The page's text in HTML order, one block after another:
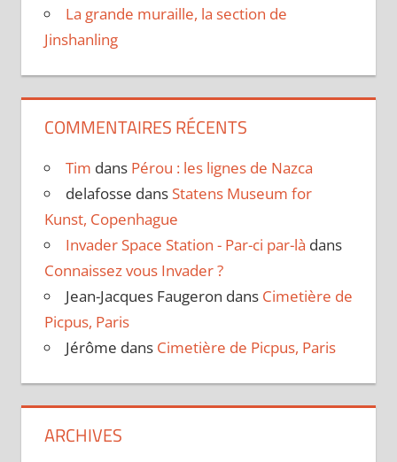
La grande muraille, la section de
Jinshanling
COMMENTAIRES RÉCENTS
Tim dans Pérou : les lignes de Nazca
delafosse dans Statens Museum for
Kunst, Copenhague
Invader Space Station - Par-ci par-là dans
Connaissez vous Invader ?
Jean-Jacques Faugeron dans Cimetière de
Picpus, Paris
Jérôme dans Cimetière de Picpus, Paris
ARCHIVES